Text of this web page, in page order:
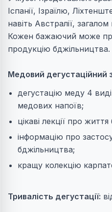
Іспанії, Ізраїлю,
навіть Австралії,
Кожен бажаючий може
продукцію бджільництва.
Медовий дегустаційний
дегустацію меду 4
медових напоїв;
цікаві лекції про життя
інформацію про
бджільництва;
кращу колекцію
Тривалість дегустації: